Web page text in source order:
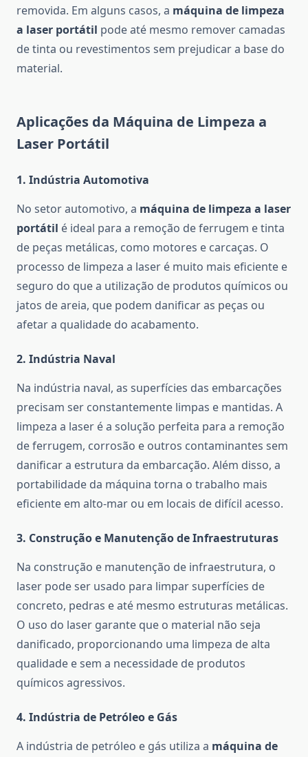
removida. Em alguns casos, a máquina de limpeza
a laser portátil pode até mesmo remover camadas
de tinta ou revestimentos sem prejudicar a base do
material.
Aplicações da Máquina de Limpeza a
Laser Portátil
1. Indústria Automotiva
No setor automotivo, a máquina de limpeza a laser
portátil é ideal para a remoção de ferrugem e tinta
de peças metálicas, como motores e carcaças. O
processo de limpeza a laser é muito mais eficiente e
seguro do que a utilização de produtos químicos ou
jatos de areia, que podem danificar as peças ou
afetar a qualidade do acabamento.
2. Indústria Naval
Na indústria naval, as superfícies das embarcações
precisam ser constantemente limpas e mantidas. A
limpeza a laser é a solução perfeita para a remoção
de ferrugem, corrosão e outros contaminantes sem
danificar a estrutura da embarcação. Além disso, a
portabilidade da máquina torna o trabalho mais
eficiente em alto-mar ou em locais de difícil acesso.
3. Construção e Manutenção de Infraestruturas
Na construção e manutenção de infraestrutura, o
laser pode ser usado para limpar superfícies de
concreto, pedras e até mesmo estruturas metálicas.
O uso do laser garante que o material não seja
danificado, proporcionando uma limpeza de alta
qualidade e sem a necessidade de produtos
químicos agressivos.
4. Indústria de Petróleo e Gás
A indústria de petróleo e gás utiliza a máquina de